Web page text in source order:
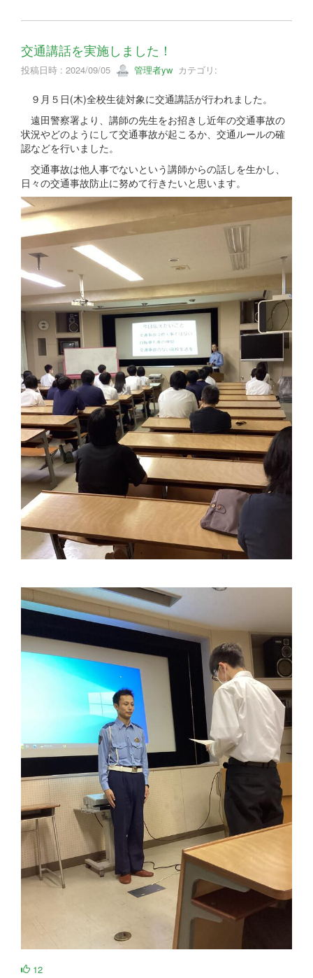
交通講話を実施しました！
投稿日時 : 2024/09/05 管理者yw カテゴリ:
９月５日(木)全校生徒対象に交通講話が行われました。
遠田警察署より、講師の先生をお招きし近年の交通事故の
状況やどのようにして交通事故が起こるか、交通ルールの確
認などを行いました。
交通事故は他人事でないという講師からの話しを生かし、
日々の交通事故防止に努めて行きたいと思います。
12